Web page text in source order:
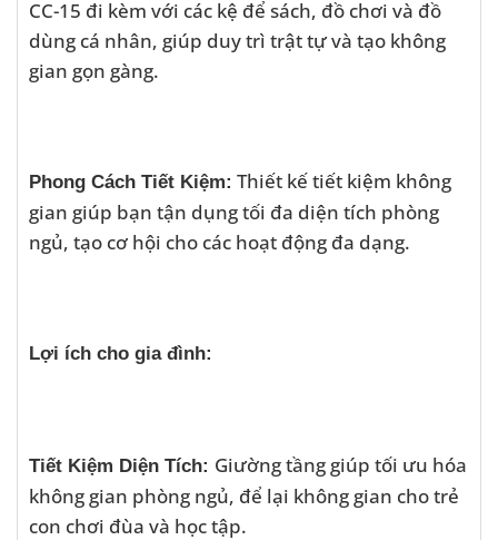
CC-15 đi kèm với các kệ để sách, đồ chơi và đồ
dùng cá nhân, giúp duy trì trật tự và tạo không
gian gọn gàng.
Phong Cách Tiết Kiệm: Thiết kế tiết kiệm không
gian giúp bạn tận dụng tối đa diện tích phòng
ngủ, tạo cơ hội cho các hoạt động đa dạng.
Lợi ích cho gia đình:
Tiết Kiệm Diện Tích: Giường tầng giúp tối ưu hóa
không gian phòng ngủ, để lại không gian cho trẻ
con chơi đùa và học tập.